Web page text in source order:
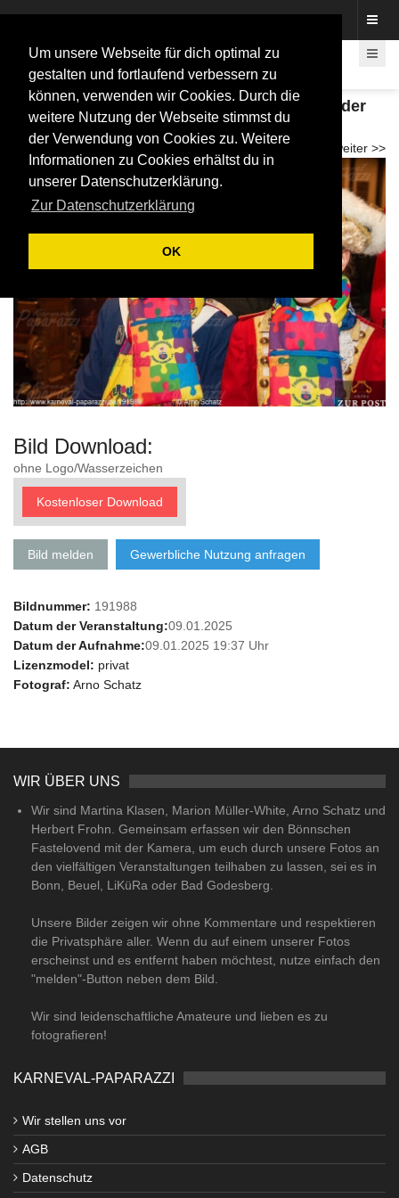
Um unsere Webseite für dich optimal zu
gestalten und fortlaufend verbessern zu
können, verwenden wir Cookies. Durch die
weitere Nutzung der Webseite stimmst du
der Verwendung von Cookies zu. Weitere
Informationen zu Cookies erhältst du in
unserer Datenschutzerklärung.
Zur Datenschutzerklärung
OK
Ökumenischer Gottesdienst zur Eröffnung der
Karnevalssession 2025
weiter >>
<< zurück
Bild Download:
ohne Logo/Wasserzeichen
Kostenloser Download
Bild melden Gewerbliche Nutzung anfragen
Bildnummer: 191988
Datum der Veranstaltung:09.01.2025
Datum der Aufnahme:09.01.2025 19:37 Uhr
Lizenzmodel: privat
Fotograf: Arno Schatz
WIR ÜBER UNS
Wir sind Martina Klasen, Marion Müller-White, Arno Schatz und
Herbert Frohn. Gemeinsam erfassen wir den Bönnschen
Fastelovend mit der Kamera, um euch durch unsere Fotos an
den vielfältigen Veranstaltungen teilhaben zu lassen, sei es in
Bonn, Beuel, LiKüRa oder Bad Godesberg.
Unsere Bilder zeigen wir ohne Kommentare und respektieren
die Privatsphäre aller. Wenn du auf einem unserer Fotos
erscheinst und es entfernt haben möchtest, nutze einfach den
"melden"-Button neben dem Bild.
Wir sind leidenschaftliche Amateure und lieben es zu
fotografieren!
KARNEVAL-PAPARAZZI
Wir stellen uns vor
AGB
Datenschutz